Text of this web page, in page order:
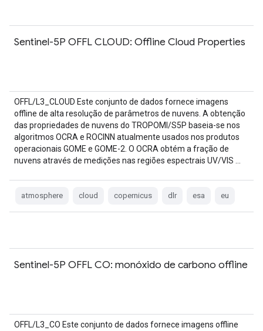
Sentinel-5P OFFL CLOUD: Offline Cloud Properties
OFFL/L3_CLOUD Este conjunto de dados fornece imagens
offline de alta resolução de parâmetros de nuvens. A obtenção
das propriedades de nuvens do TROPOMI/S5P baseia-se nos
algoritmos OCRA e ROCINN atualmente usados nos produtos
operacionais GOME e GOME-2. O OCRA obtém a fração de
nuvens através de medições nas regiões espectrais UV/VIS …
atmosphere cloud copernicus dlr esa eu
Sentinel-5P OFFL CO: monóxido de carbono offline
OFFL/L3_CO Este conjunto de dados fornece imagens offline